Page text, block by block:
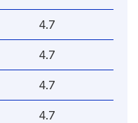
4.7
4.7
4.7
4.7